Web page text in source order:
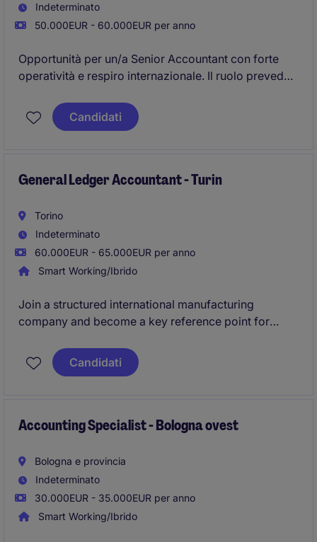
Indeterminato
50.000EUR - 60.000EUR per anno
Opportunità per un/a Senior Accountant con forte
operatività e respiro internazionale. Il ruolo prevede
coordinamento di risorse, con interfaccia diretta su
filiali estere.
Candidati
General Ledger Accountant - Turin
Torino
Indeterminato
60.000EUR - 65.000EUR per anno
Smart Working/Ibrido
Join a structured international manufacturing
company and become a key reference point for
combining accounting expertise, process
improvement, business interaction, and exposure to
Candidati
Accounting Specialist - Bologna ovest
Bologna e provincia
Indeterminato
30.000EUR - 35.000EUR per anno
Smart Working/Ibrido